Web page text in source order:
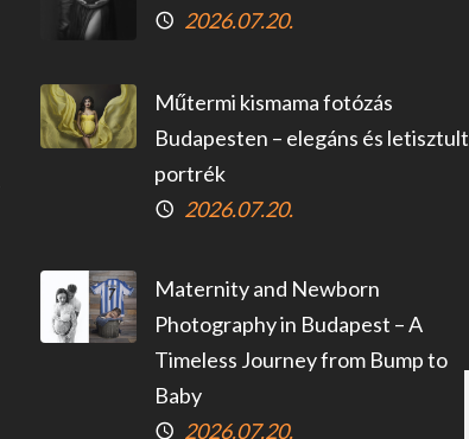
2026.07.20.
Műtermi kismama fotózás
Budapesten – elegáns és letisztult
portrék
2026.07.20.
Maternity and Newborn
Photography in Budapest – A
Timeless Journey from Bump to
Baby
2026.07.20.